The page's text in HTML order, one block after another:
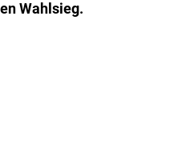
Wahlsieg.